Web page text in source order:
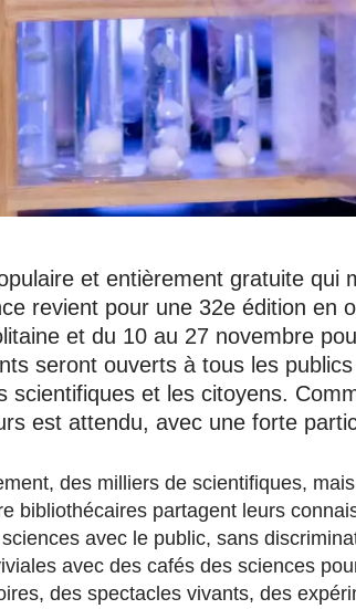
et entièrement gratuite qui
revient pour une 32e édition en
et du 10 au 27 novembre
seront ouverts à tous les
scientifiques et les citoyens.
est attendu, avec une forte
des milliers de scientifiques,
bibliothécaires partagent leurs
avec le public, sans
avec des cafés des sciences
des spectacles vivants, des